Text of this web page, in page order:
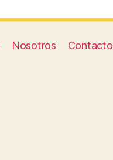
Nosotros Contacto